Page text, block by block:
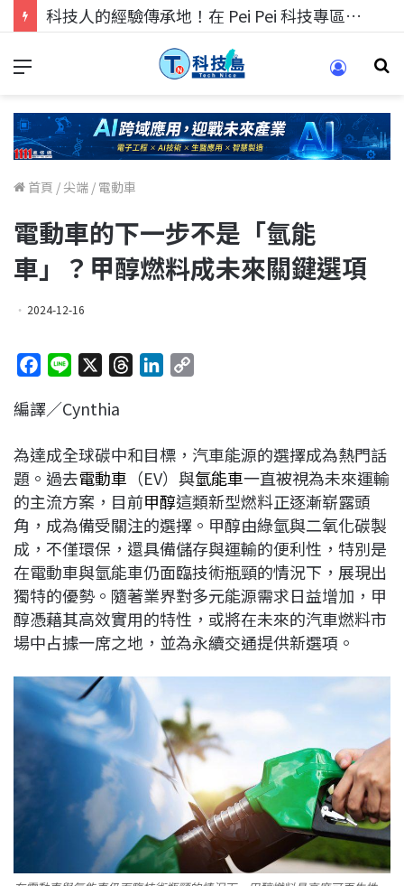
科技人的經驗傳承地！在 Pei Pei 科技專區，與學弟妹交流最硬核的技術
首頁 /尖端 / 電動車
電動車的下一步不是「氫能
車」？甲醇燃料成未來關鍵選項
2024-12-16
c
b
o
o
k
n
a
d
s
e
d
I
n
L
i
n
k
編譯／Cynthia
為達成全球碳中和目標，汽車能源的選擇成為熱門話
題。過去電動車 （EV）與氫能車一直被視為未來運輸
的主流方案，目前甲醇這類新型燃料正逐漸崭露頭
角，成為備受關注的選擇。甲醇由綠氫與二氧化碳製
成，不僅環保，還具備儲存與運輸的便利性，特別是
在電動車與氫能車仍面臨技術瓶頸的情況下，展現出
獨特的優勢。隨著業界對多元能源需求日益增加，甲
醇憑藉其高效實用的特性，或將在未來的汽車燃料市
場中占據一席之地，並為永續交通提供新選項。